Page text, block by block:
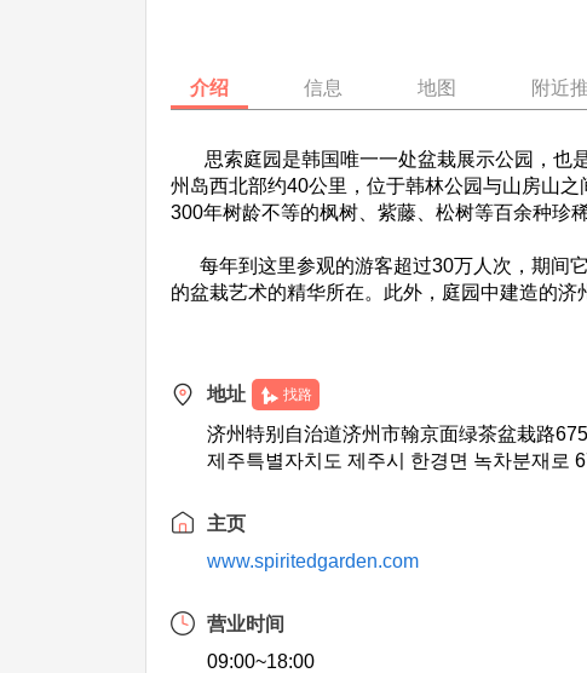
介绍 信息 地图 附近
思索庭园是韩国唯一一处盆栽展示公园，也
州岛西北部约40公里，位于韩林公园与山房山
300年树龄不等的枫树、紫藤、松树等百余种珍
每年到这里参观的游客超过30万人次，期间
的盆栽艺术的精华所在。此外，庭园中建造的济
地址 找路
济州特别自治道济州市翰京面绿茶盆栽路
제주특별자치도 제주시 한경면 녹차분재로
主页
www.spiritedgarden.com
营业时间
09:00~18:00